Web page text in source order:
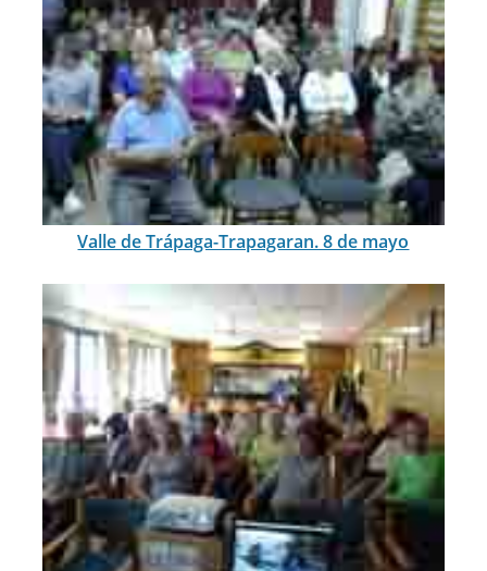
Valle de Trápaga-Trapagaran. 8 de mayo